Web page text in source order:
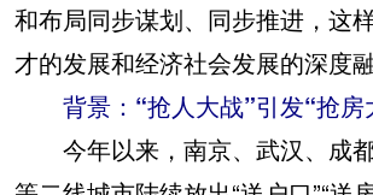
和布局同步谋划、同步推进，这
才的发展和经济社会发展的深度融
背景：“抢人大战”引发“抢房
今年以来，南京、武汉、成